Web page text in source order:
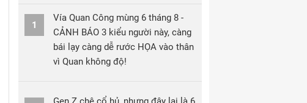
1
Vía Quan Công mùng 6 tháng 8 -
CẢNH BÁO 3 kiểu người này, càng
bái lạy càng dễ rước HỌA vào thân
vì Quan không độ!